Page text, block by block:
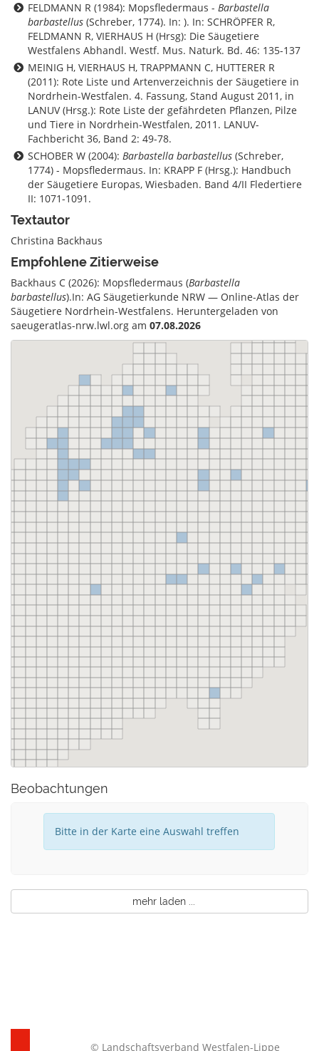
FELDMANN R (1984): Mopsfledermaus - Barbastella
barbastellus (Schreber, 1774). In: ). In: SCHRÖPFER R,
FELDMANN R, VIERHAUS H (Hrsg): Die Säugetiere
Westfalens Abhandl. Westf. Mus. Naturk. Bd. 46: 135-137
MEINIG H, VIERHAUS H, TRAPPMANN C, HUTTERER R
(2011): Rote Liste und Artenverzeichnis der Säugetiere in
Nordrhein-Westfalen. 4. Fassung, Stand August 2011, in
LANUV (Hrsg.): Rote Liste der gefährdeten Pflanzen, Pilze
und Tiere in Nordrhein-Westfalen, 2011. LANUV-
Fachbericht 36, Band 2: 49-78.
SCHOBER W (2004): Barbastella barbastellus (Schreber,
1774) - Mopsfledermaus. In: KRAPP F (Hrsg.): Handbuch
der Säugetiere Europas, Wiesbaden. Band 4/II Fledertiere
II: 1071-1091.
Textautor
Christina Backhaus
Empfohlene Zitierweise
Backhaus C (2026): Mopsfledermaus (Barbastella
barbastellus).In: AG Säugetierkunde NRW — Online-Atlas der
Säugetiere Nordrhein-Westfalens. Heruntergeladen von
saeugeratlas-nrw.lwl.org am 07.08.2026
Beobachtungen
Bitte in der Karte eine Auswahl treffen
mehr laden ...
© Landschaftsverband Westfalen-Lippe